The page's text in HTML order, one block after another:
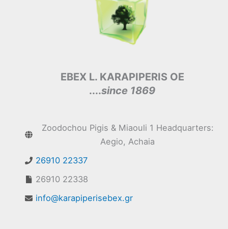
EBEX L. KARAPIPERIS OE
....since 1869
Zoodochou Pigis & Miaouli 1 Headquarters:
Aegio, Achaia
26910 22337
26910 22338
info@karapiperisebex.gr